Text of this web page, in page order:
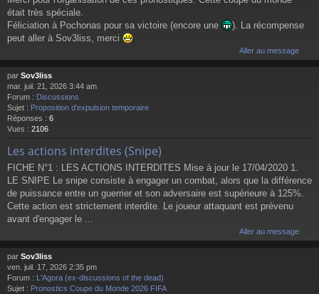
était très spéciale.
Féliciation à Pochonas pour sa victoire (encore une
). La récompense
peut aller à Sov3liss, merci
Aller au message
par Sov3liss
mar. juil. 21, 2026 3:44 am
Forum : Discussions
Sujet : Proposition d'expulsion temporaire
Réponses : 6
Vues : 2106
Les actions interdites (Snipe)
FICHE N°1 : LES ACTIONS INTERDITES Mise à jour le 17/04/2020 1.
LE SNIPE Le snipe consiste à engager un combat, alors que la différence
de puissance entre un guerrier et son adversaire est supérieure à 125%.
Cette action est strictement interdite. Le joueur attaquant est prévenu
avant d'engager le ...
Aller au message
par Sov3liss
ven. juil. 17, 2026 2:35 pm
Forum : L'Agora (ex-discussions of the dead)
Sujet : Pronostics Coupe du Monde 2026 FIFA